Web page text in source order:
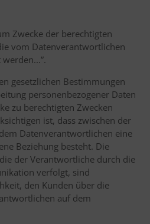
Zwecke der berechtigten
vom Datenverantwortlichen
gesetzlichen Bestimmungen
personenbezogener Daten
zu berechtigten Zwecken
ist, dass zwischen der
Datenverantwortlichen eine
Beziehung besteht. Die
der Verantwortliche durch die
verfolgt, sind
den Kunden über die
auf dem